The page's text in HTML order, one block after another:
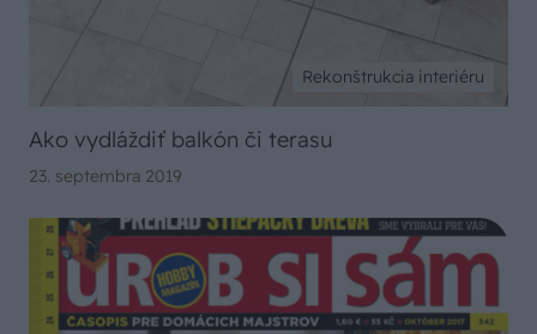
Rekonštrukcia interiéru
Ako vydláždiť balkón či terasu
23. septembra 2019